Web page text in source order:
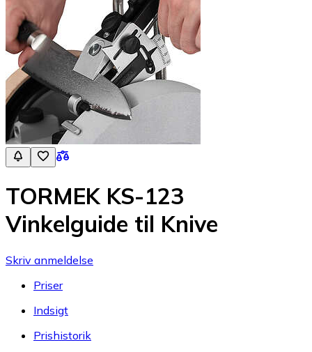
TORMEK KS-123
Vinkelguide til Knive
Skriv anmeldelse
Priser
Indsigt
Prishistorik